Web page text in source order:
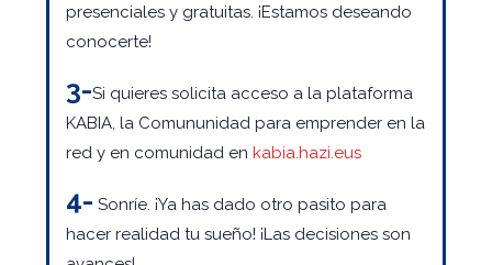
presenciales y gratuitas. ¡Estamos deseando
conocerte!
3-Si quieres solicita acceso a la plataforma
KABIA, la Comununidad para emprender en la
red y en comunidad en kabia.hazi.eus
4- Sonríe. ¡Ya has dado otro pasito para
hacer realidad tu sueño! ¡Las decisiones son